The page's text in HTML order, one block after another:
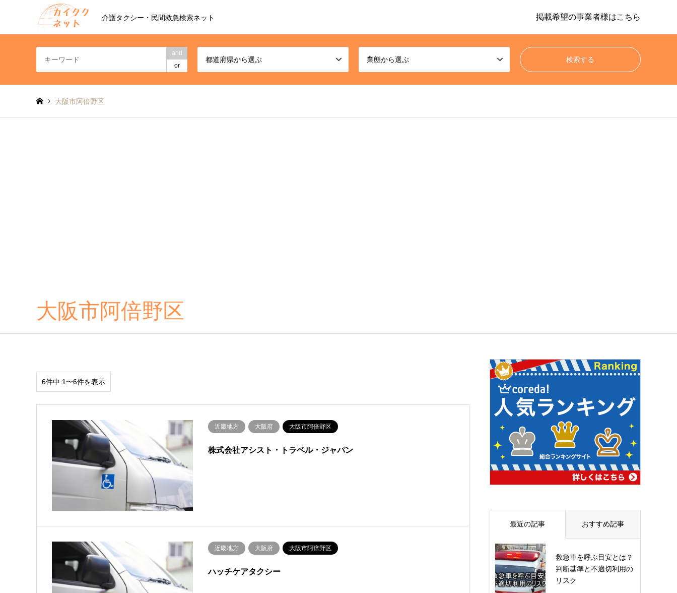
介護タクシー・民間救急検索ネット 掲載希望の事業者様はこちら
and
or
都道府県から選ぶ 業態から選ぶ
大阪市阿倍野区
大阪市阿倍野区
6件中 1〜6件を表示
近畿地方 大阪府 大阪市阿倍野区
株式会社アシスト・トラベル・ジャパン
近畿地方 大阪府 大阪市阿倍野区
ハッチケアタクシー
最近の記事 おすすめ記事
救急車を呼ぶ目安とは？
判断基準と不適切利用の
リスク